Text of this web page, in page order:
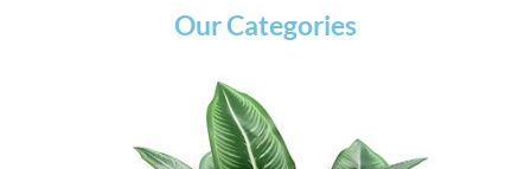
Our Categories